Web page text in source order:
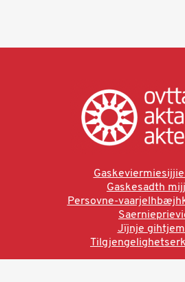
Gaskesadth
Persovne-
Jïjnje